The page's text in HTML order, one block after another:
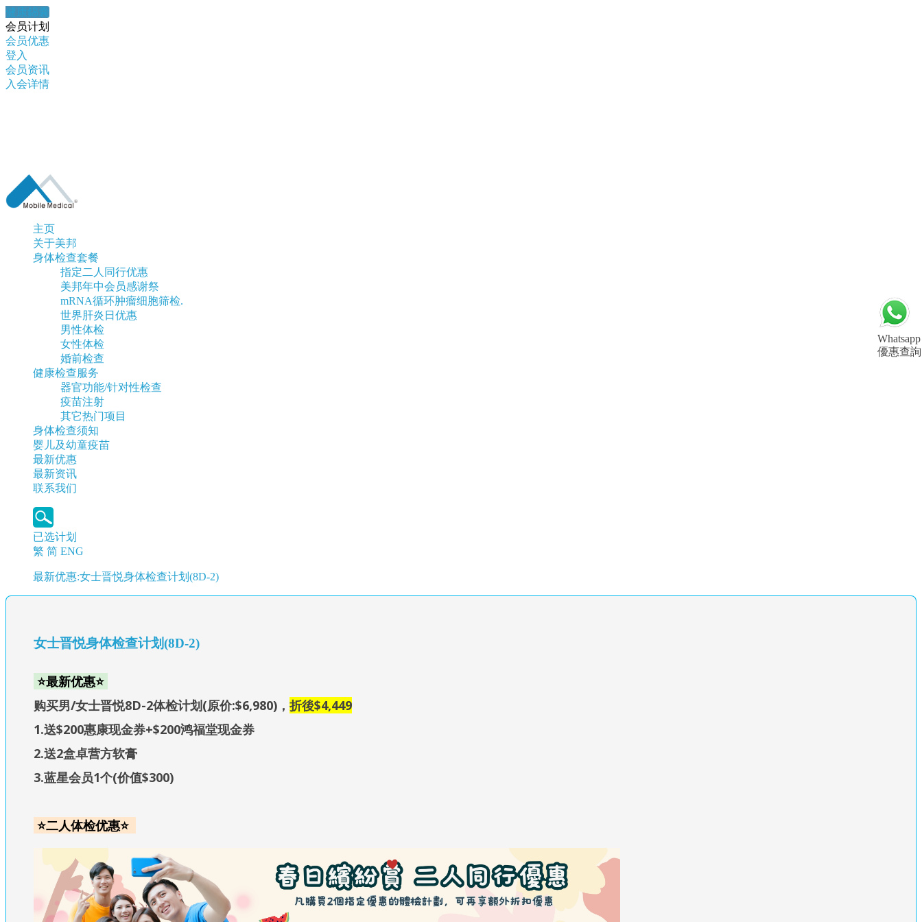
健康錦囊
会员计划
会员优惠
登入
会员资讯
入会详情
主页
关于美邦
身体检查套餐
指定二人同行优惠
美邦年中会员感谢祭
mRNA循环肿瘤细胞筛检.
世界肝炎日优惠
男性体检
女性体检
婚前检查
健康检查服务
器官功能/针对性检查
疫苗注射
其它热门项目
身体检查须知
婴儿及幼童疫苗
最新优惠
最新资讯
联系我们
已选计划
繁 简 ENG
Whatsapp
優惠查詢
最新优惠:女士晋悦身体检查计划(8D-2)
女士晋悦身体检查计划(8D-2)
⭐最新优惠⭐
购买男/女士晋悦8D-2体检计划(原价:$6,980)， 折後$4,449
1.送$200惠康现金券+$200鸿福堂现金券
2.送2盒卓营方软膏
3.蓝星会员1个(价值$300)
⭐二人体检优惠⭐